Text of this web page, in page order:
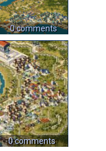
0 comments
0 comments